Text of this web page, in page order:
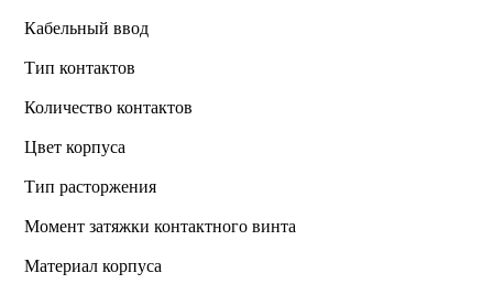
Кабельный ввод
Тип контактов
Количество контактов
Цвет корпуса
Тип расторжения
Момент затяжки контактного винта
Материал корпуса